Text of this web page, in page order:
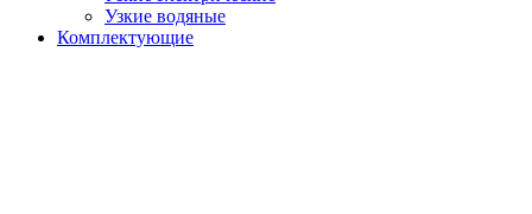
Узкие водяные
Комплектующие